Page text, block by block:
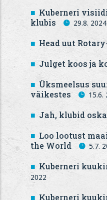
Kuberneri
klubis
29.8. 2024
Head uut
Julget koos ja
Üksmeelsus
väikestes
15.6.
Jah, klubid
Loo lootust
the World
5.7.
Kuberneri
2022
Kuberneri